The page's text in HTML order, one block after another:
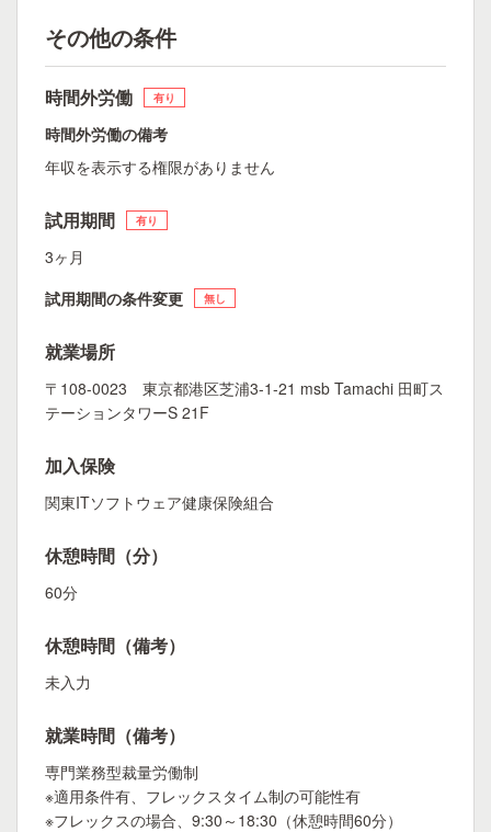
その他の条件
時間外労働 有り
時間外労働の備考
年収を表示する権限がありません
試用期間 有り
3ヶ月
試用期間の条件変更
無し
就業場所
〒108-0023 東京都港区芝浦3-1-21 msb Tamachi 田町ス
テーションタワーS 21F
加入保険
関東ITソフトウェア健康保険組合
休憩時間（分）
60分
休憩時間（備考）
未入力
就業時間（備考）
専門業務型裁量労働制
※適用条件有、フレックスタイム制の可能性有
※フレックスの場合、9:30～18:30（休憩時間60分）